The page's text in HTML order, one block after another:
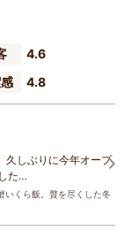
4.6
4.8
久しぶりに今年オープ
た…
いくら飯。贅を尽くした冬